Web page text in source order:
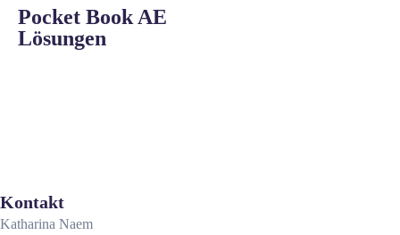
Pocket Book AE
Lösungen
Kontakt
Katharina Naem